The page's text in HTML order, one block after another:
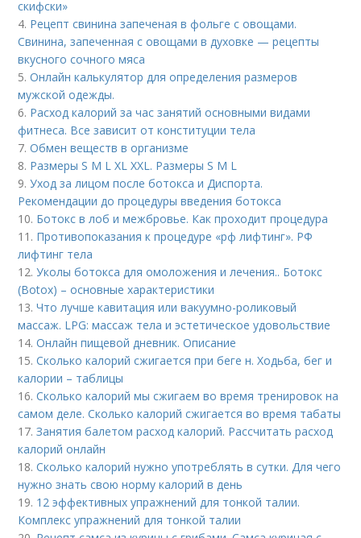
скифски»
4. Рецепт свинина запеченая в фольге с овощами.
Свинина, запеченная с овощами в духовке — рецепты
вкусного сочного мяса
5.Онлайн калькулятор для определения размеров
мужской одежды.
6. Расход калорий за час занятий основными видами
фитнеса. Все зависит от конституции тела
7.Обмен веществ в организме
8. Размеры S M L XL XXL. Размеры S M L
9.Уход за лицом после ботокса и Диспорта.
Рекомендации до процедуры введения ботокса
10. Ботокс в лоб и межбровье. Как проходит процедура
11. Противопоказания к процедуре «рф лифтинг». РФ
лифтинг тела
12.Уколы ботокса для омоложения и лечения.. Ботокс
(Botox) – основные характеристики
13.Что лучше кавитация или вакуумно-роликовый
массаж. LPG: массаж тела и эстетическое удовольствие
14.Онлайн пищевой дневник. Описание
15.Сколько калорий сжигается при беге н. Ходьба, бег и
калории – таблицы
16.Сколько калорий мы сжигаем во время тренировок на
самом деле. Сколько калорий сжигается во время табаты
17.Занятия балетом расход калорий. Рассчитать расход
калорий онлайн
18.Сколько калорий нужно употреблять в сутки. Для чего
нужно знать свою норму калорий в день
19. 12 эффективных упражнений для тонкой талии.
Комплекс упражнений для тонкой талии